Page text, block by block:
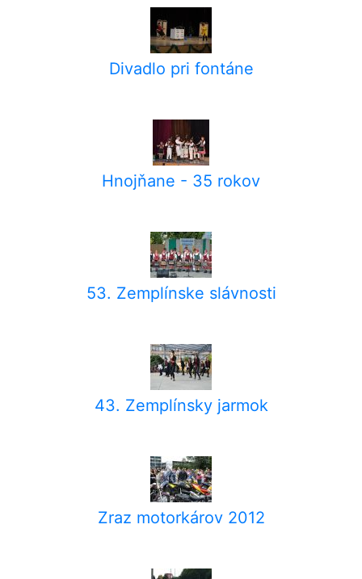
Divadlo pri fontáne
Hnojňane - 35 rokov
53. Zemplínske slávnosti
43. Zemplínsky jarmok
Zraz motorkárov 2012